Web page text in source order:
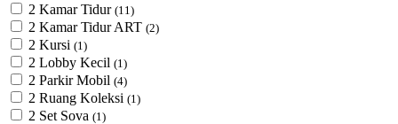
2 Kamar Tidur (11)
2 Kamar Tidur ART (2)
2 Kursi (1)
2 Lobby Kecil (1)
2 Parkir Mobil (4)
2 Ruang Koleksi (1)
2 Set Sova (1)